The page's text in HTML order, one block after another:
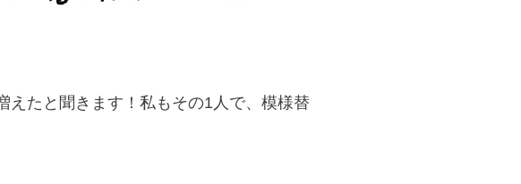
えたと聞きます！私もその1人で、模様替